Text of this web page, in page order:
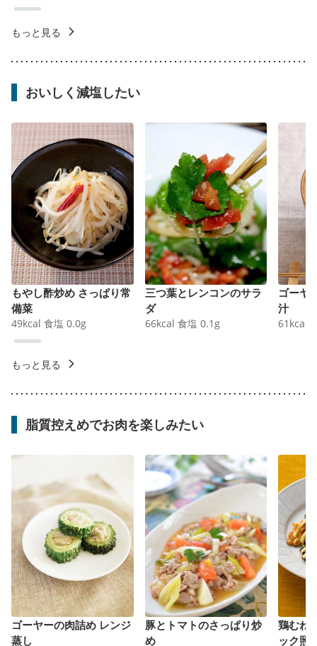
もっと見る
おいしく減塩したい
もやし酢炒め さっぱり常
備菜
49kcal 食塩 0.0g
三つ葉とレンコンのサラ
ダ
66kcal 食塩 0.1 g
ゴーヤ
汁
61 kcal
もっと見る
脂質控えめでお肉を楽しみたい
ゴーヤーの肉詰め レンジ
蒸し
豚とトマトのさっぱり炒
め
鶏むね
ック照